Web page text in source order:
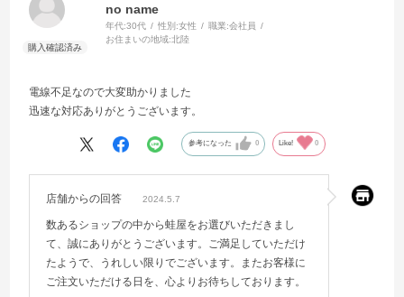
no name
年代:30代 性別:女性 職業:会社員
お住まいの地域:北陸
電線不足なので大変助かりました
迅速な対応ありがとうございます。
参考になった 0 Like! 0
店舗からの回答 2024.5.7
数あるショップの中から蛙屋をお選びいただきまし
て、誠にありがとうございます。ご満足していただけ
たようで、うれしい限りでございます。またお客様に
ご注文いただける日を、心よりお待ちしております。